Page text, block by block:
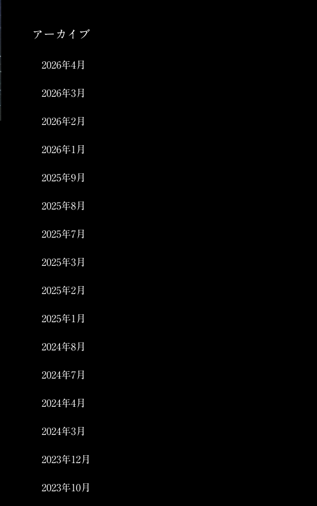
アーカイブ
2026年4月
2026年3月
2026年2月
2026年1月
2025年9月
2025年8月
2025年7月
2025年3月
2025年2月
2025年1月
2024年8月
2024年7月
2024年4月
2024年3月
2023年12月
2023年10月